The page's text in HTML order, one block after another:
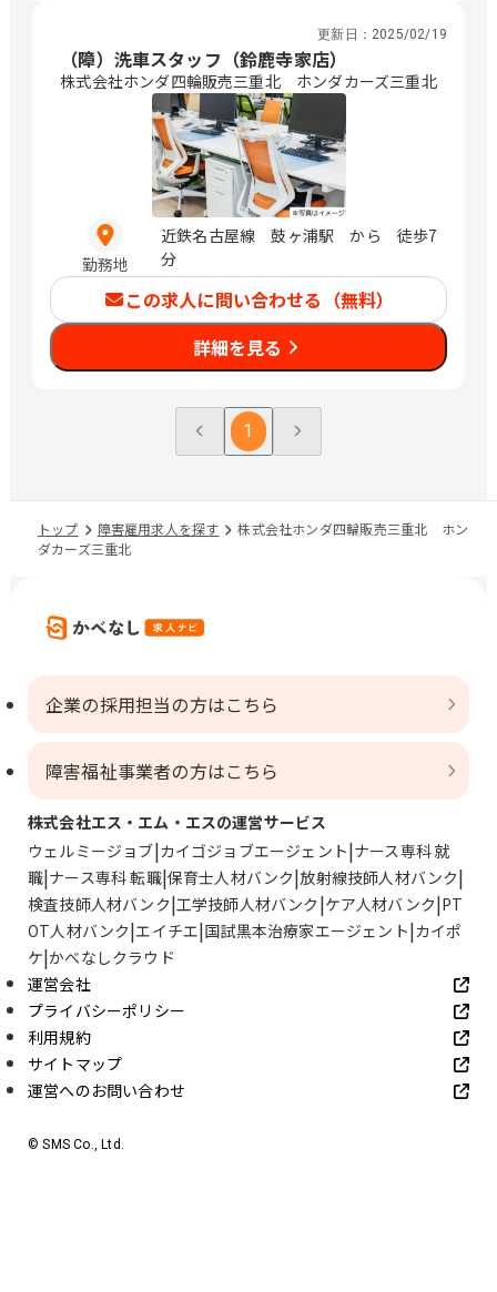
更新日： 2025/02/19
（障）洗車スタッフ（鈴鹿寺家店）
株式会社ホンダ四輪販売三重北 ホンダカーズ三重北
勤務地
近鉄名古屋線 鼓ヶ浦駅 から 徒歩7
分
この求人に問い合わせる（無料）
詳細を見る
1
トップ 障害雇用求人を探す
株式会社ホンダ四輪販売三重北 ホン
ダカーズ三重北
企業の採用担当の方はこちら
障害福祉事業者の方はこちら
株式会社エス・エム・エスの運営サービス
ウェルミージョブ カイゴジョブエージェント ナース専科 就
職 ナース専科 転職 保育士人材バンク 放射線技師人材バンク
検査技師人材バンク 工学技師人材バンク ケア人材バンク PT
OT人材バンク エイチエ 国試黒本治療家エージェント カイポ
ケ かべなしクラウド
運営会社
プライバシーポリシー
利用規約
サイトマップ
運営へのお問い合わせ
© SMS Co., Ltd.